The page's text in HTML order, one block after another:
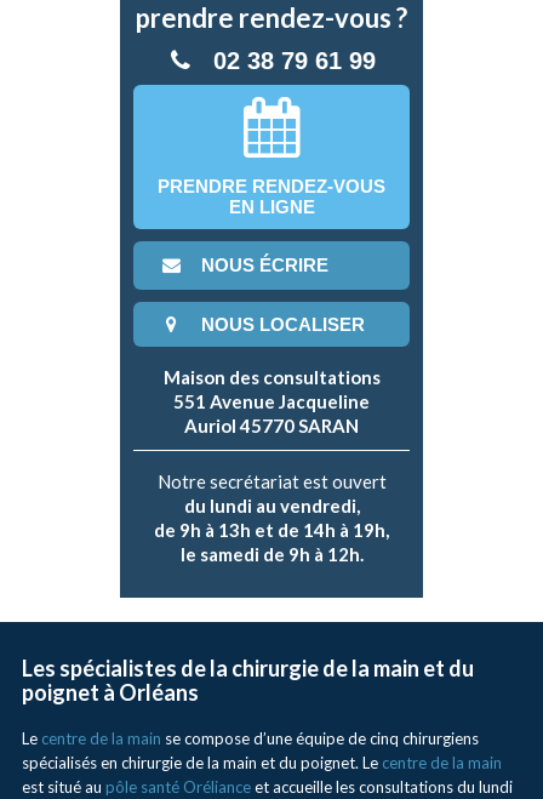
prendre rendez-vous ?
02 38 79 61 99
PRENDRE RENDEZ-VOUS
EN LIGNE
NOUS ÉCRIRE
NOUS LOCALISER
Maison des consultations
551 Avenue Jacqueline
Auriol 45770 SARAN
Notre secrétariat est ouvert
du lundi au vendredi,
de 9h à 13h et de 14h à 19h,
le samedi de 9h à 12h.
Les spécialistes de la chirurgie de la main et du
poignet à Orléans
Le centre de la main se compose d’une équipe de cinq chirurgiens
spécialisés en chirurgie de la main et du poignet. Le centre de la main
est situé au pôle santé Orélianceet accueille les consultations du lundi